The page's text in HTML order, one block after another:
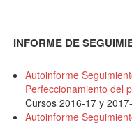
INFORME DE
Autoinforme
Perfeccionamiento del
Cursos 2016-17 y
Autoinforme